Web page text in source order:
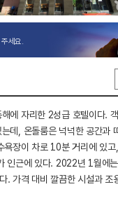
세요.
에 자리한 2성급 호텔이다.
데, 온돌룸은 넉넉한 공간과
욕장이 차로 10분 거리에 있고
인근에 있다. 2022년 1월에
. 가격 대비 깔끔한 시설과 조